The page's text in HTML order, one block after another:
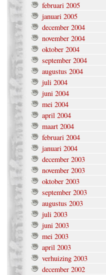
februari 2005
januari 2005
december 2004
november 2004
oktober 2004
september 2004
augustus 2004
juli 2004
juni 2004
mei 2004
april 2004
maart 2004
februari 2004
januari 2004
december 2003
november 2003
oktober 2003
september 2003
augustus 2003
juli 2003
juni 2003
mei 2003
april 2003
verhuizing 2003
december 2002